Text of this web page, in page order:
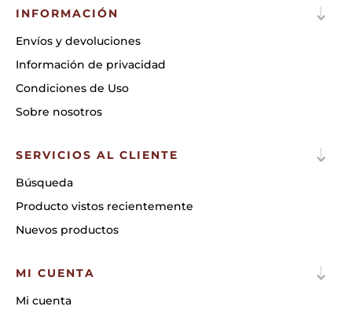
INFORMACIÓN
Envíos y devoluciones
Información de privacidad
Condiciones de Uso
Sobre nosotros
SERVICIOS AL CLIENTE
Búsqueda
Producto vistos recientemente
Nuevos productos
MI CUENTA
Mi cuenta